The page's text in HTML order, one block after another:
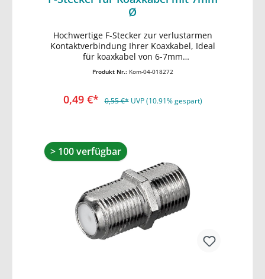
Ø
Hochwertige F-Stecker zur verlustarmen
Kontaktverbindung Ihrer Koaxkabel, Ideal
für koaxkabel von 6-7mm
Aussendurchmesser,
Produkt Nr.: Kom-04-018272
0,49 €* 0,55 €* UVP (10.91% gespart)
In den Warenkorb
> 100 verfügbar